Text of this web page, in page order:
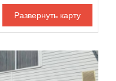
Площадь кухни
Участок, сотки